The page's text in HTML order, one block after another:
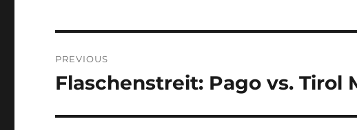
navigation
PREVIOUS
Previous
Flaschenstreit: Pago vs. Tirol